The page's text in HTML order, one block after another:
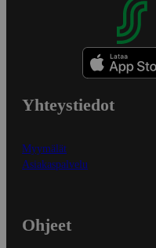
Yhteystiedot
Myymälät
Asiakaspalvelu
Ohjeet